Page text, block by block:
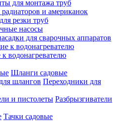
для монтажа труб
и американок
резки труб
насосы
для сварочных аппаратов
водонагревателю
Шланги садовые
Переходники для
Разбрызгиватели
Тачки садовые